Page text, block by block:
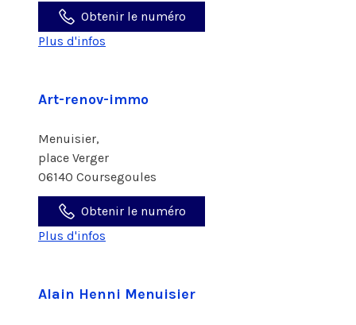
Obtenir le numéro
Plus d'infos
Art-renov-immo
Menuisier,
place Verger
06140 Coursegoules
Obtenir le numéro
Plus d'infos
Alain Henni Menuisier